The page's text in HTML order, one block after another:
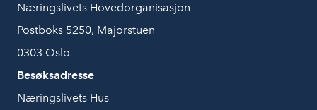
Næringslivets Hovedorganisasjon
Postboks 5250, Majorstuen
0303 Oslo
Besøksadresse
Næringslivets Hus